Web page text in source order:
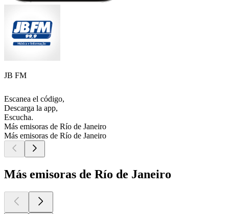
JB FM
Escanea el código,
Descarga la app,
Escucha.
Más emisoras de Río de Janeiro
Más emisoras de Río de Janeiro
Más emisoras de Río de Janeiro